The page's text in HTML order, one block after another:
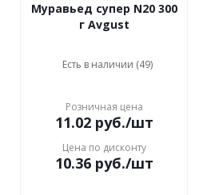
Муравьед супер N20 300
г Avgust
Есть в наличии (49)
Розничная цена
11.02руб./шт
Цена по дисконту
10.36руб./шт